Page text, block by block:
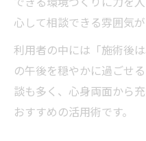
体の疲れに寄り
休日ならではの
博多区春町で見つけ
鍼灸整骨院選び
験
博多区春町で人
心して相談できる雰囲気が
利用者の中には「施術後
の午後を穏やかに過ごせ
談も多く、心身両面から
おすすめの活用術です。